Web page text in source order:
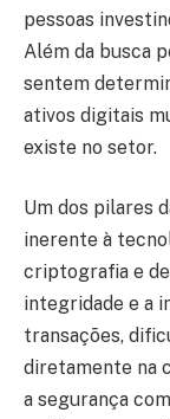
pessoas
Além da busca
sentem
ativos digitais
existe no setor.
Um dos pilares
inerente à
criptografia e
integridade e a
transações,
diretamente na
a segurança